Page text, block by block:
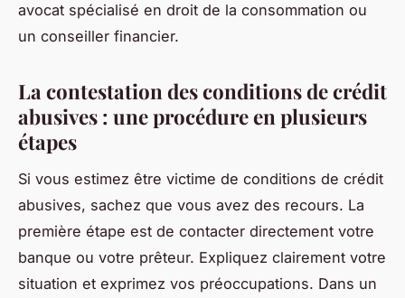
avocat spécialisé en droit de la consommation ou
un conseiller financier.
La contestation des conditions de crédit
abusives : une procédure en plusieurs
étapes
Si vous estimez être victime de conditions de crédit
abusives, sachez que vous avez des recours. La
première étape est de contacter directement votre
banque ou votre prêteur. Expliquez clairement votre
situation et exprimez vos préoccupations. Dans un